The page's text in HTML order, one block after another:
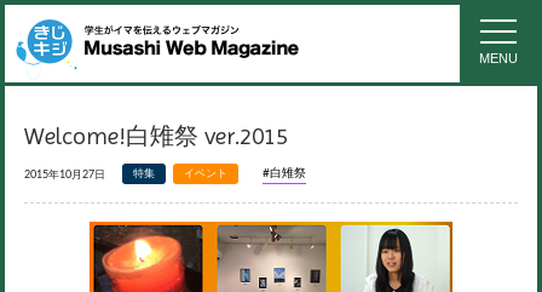
MENU
Welcome!白雉祭 ver.2015
2015年10月27日 特集 イベント #白雉祭